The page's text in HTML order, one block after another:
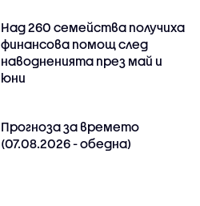
Над 260 семейства получиха
финансова помощ след
наводненията през май и
юни
Прогноза за времето
(07.08.2026 - обедна)